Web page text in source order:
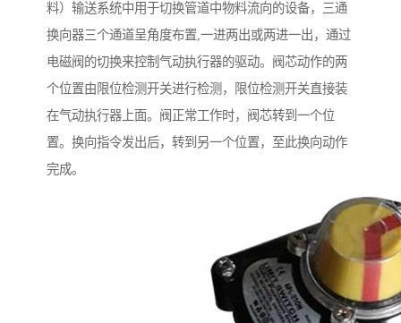
料）输送系统中用于切换管道中物料流向的设备，三通
换向器三个通道呈角度布置,一进两出或两进一出，通过
电磁阀的切换来控制气动执行器的驱动。阀芯动作的两
个位置由限位检测开关进行检测，限位检测开关直接装
在气动执行器上面。阀正常工作时，阀芯转到一个位
置。换向指令发出后，转到另一个位置，至此换向动作
完成。